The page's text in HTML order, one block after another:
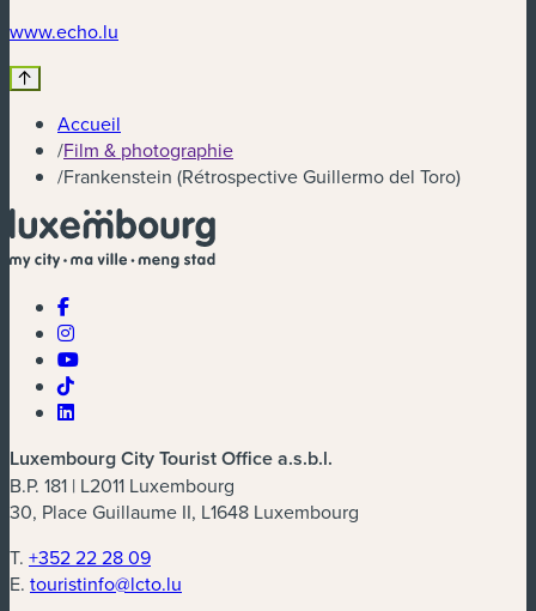
www.echo.lu
Accueil
/Film & photographie
/Frankenstein (Rétrospective Guillermo del Toro)
Luxembourg City Tourist Office a.s.b.l.
B.P. 181 | L2011 Luxembourg
30, Place Guillaume II, L1648 Luxembourg
T. +352 22 28 09
E. touristinfo@lcto.lu